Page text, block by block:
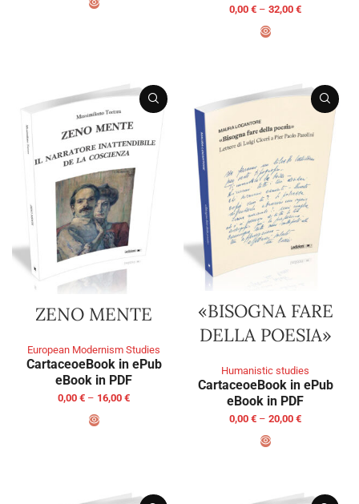
0,00 € – 32,00 €
ZENO MENTE
European Modernism Studies
CartaceoeBook in ePub
eBook in PDF
0,00 € – 16,00 €
«BISOGNA FARE
DELLA POESIA»
Humanistic studies
CartaceoeBook in ePub
eBook in PDF
0,00 € – 20,00 €